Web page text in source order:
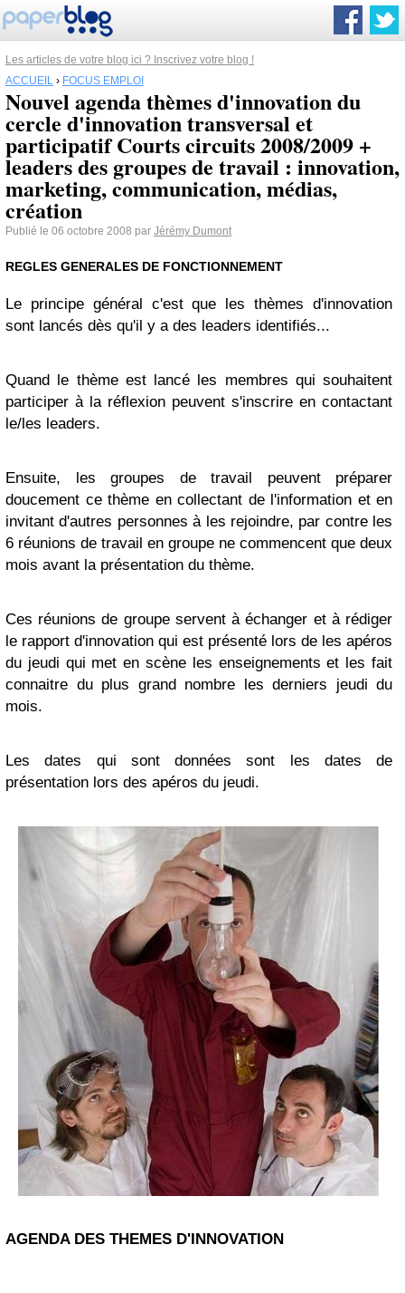
Les articles de votre blog ici ? Inscrivez votre blog !
ACCUEIL › FOCUS EMPLOI
Nouvel agenda thèmes d'innovation du
cercle d'innovation transversal et
participatif Courts circuits 2008/2009 +
leaders des groupes de travail : innovation,
marketing, communication, médias,
création
Publié le 06 octobre 2008 par Jérémy Dumont
REGLES GENERALES DE FONCTIONNEMENT
Le principe général c'est que les thèmes d'innovation
sont lancés dès qu'il y a des leaders identifiés...
Quand le thème est lancé les membres qui souhaitent
participer à la réflexion peuvent s'inscrire en contactant
le/les leaders.
Ensuite, les groupes de travail peuvent préparer
doucement ce thème en collectant de l'information et en
invitant d'autres personnes à les rejoindre, par contre les
6 réunions de travail en groupe ne commencent que deux
mois avant la présentation du thème.
Ces réunions de groupe servent à échanger et à rédiger
le rapport d'innovation qui est présenté lors de les apéros
du jeudi qui met en scène les enseignements et les fait
connaitre du plus grand nombre les derniers jeudi du
mois.
Les dates qui sont données sont les dates de
présentation lors des apéros du jeudi.
AGENDA DES THEMES D'INNOVATION